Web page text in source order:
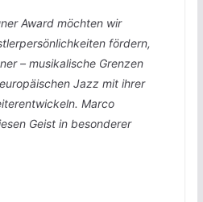
Award möchten wir
fördern,
– musikalische Grenzen
Jazz mit ihrer
Marco
Geist in besonderer